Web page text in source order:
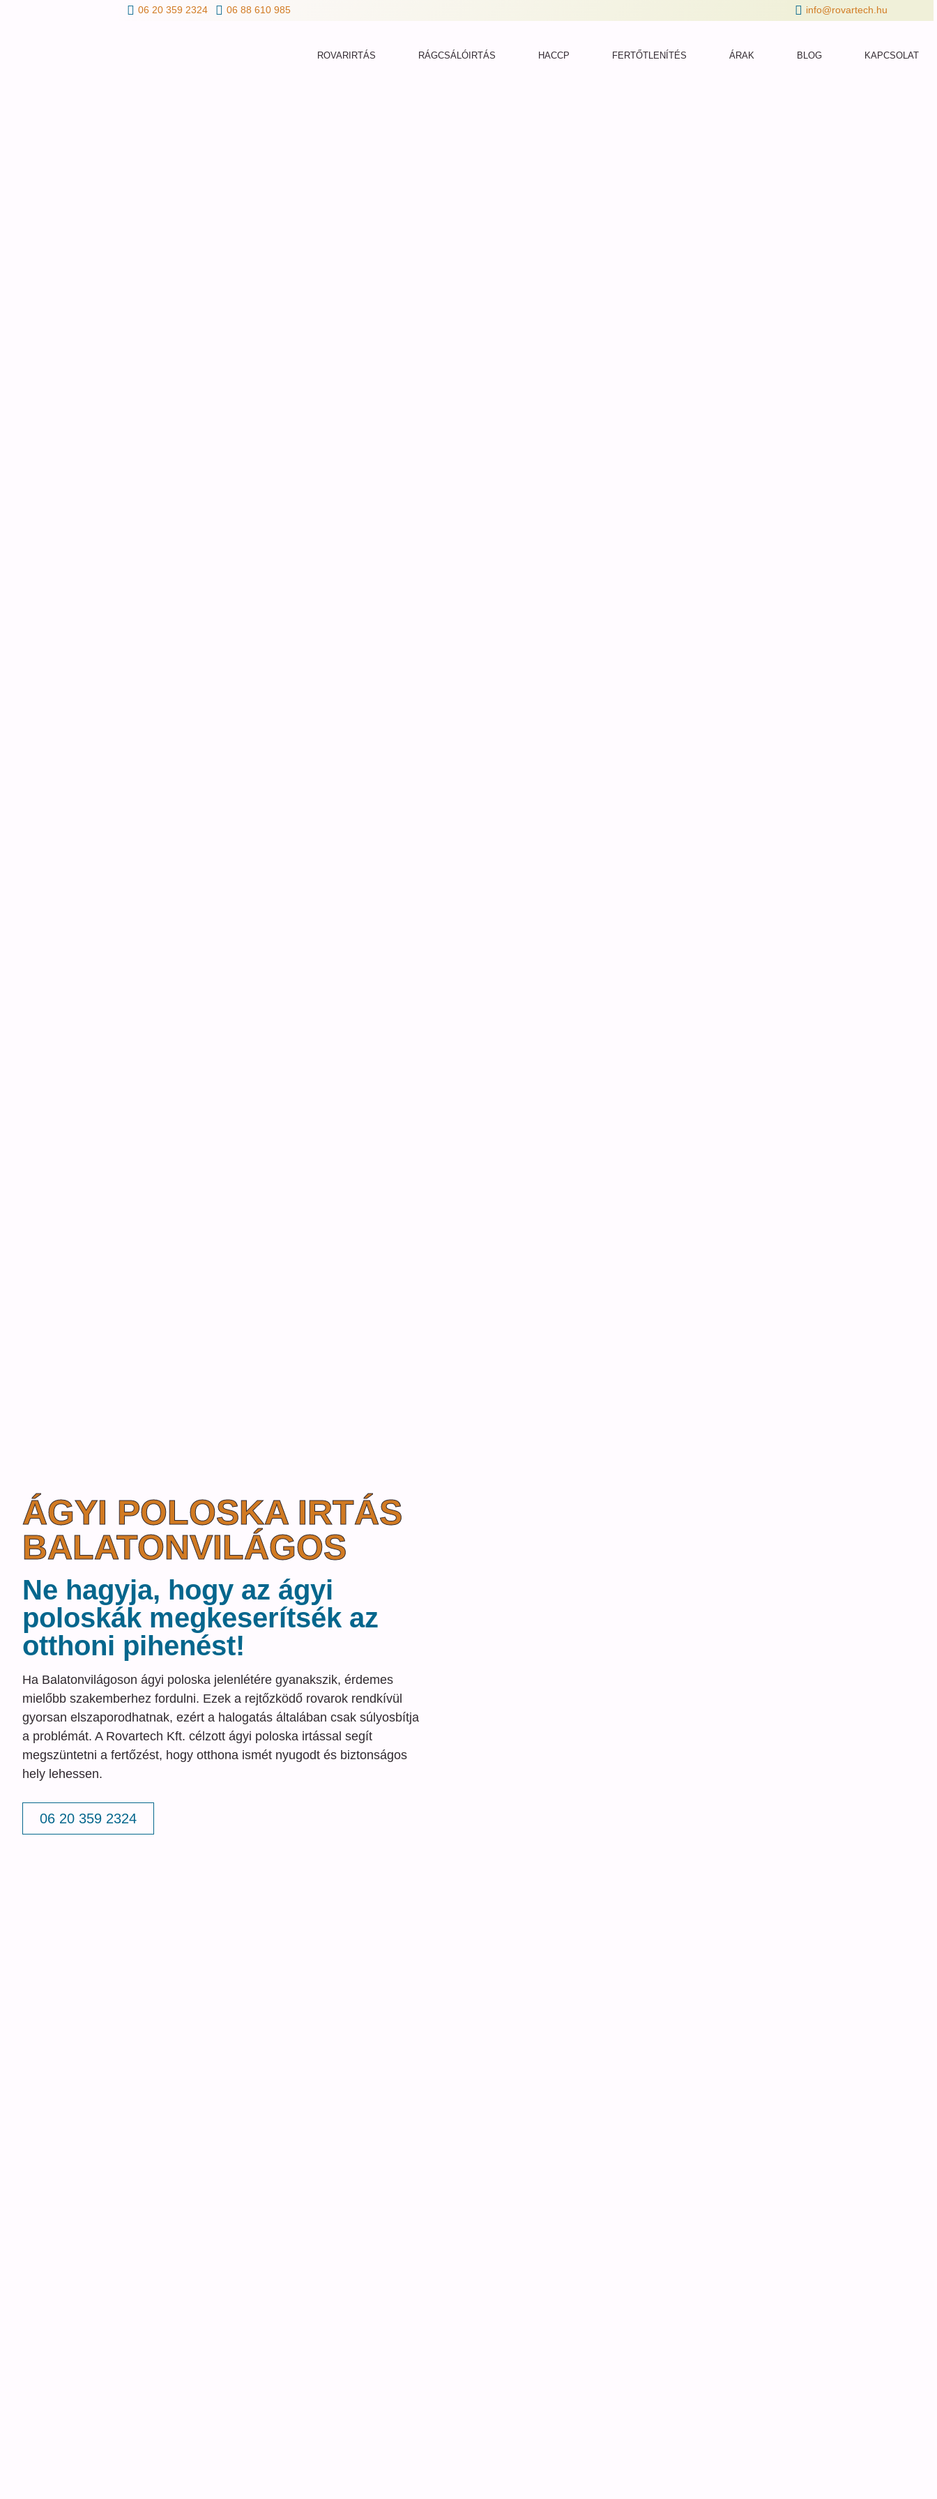
06 20 359 2324 06 88 610 985 info@rovartech.hu
ROVARIRTÁS RÁGCSÁLÓIRTÁS HACCP FERTŐTLENÍTÉS ÁRAK BLOG KAPCSOLAT
ÁGYI POLOSKA IRTÁS
BALATONVILÁGOS
Ne hagyja, hogy az ágyi
poloskák megkeserítsék az
otthoni pihenést!
Ha Balatonvilágoson ágyi poloska jelenlétére gyanakszik, érdemes
mielőbb szakemberhez fordulni. Ezek a rejtőzködő rovarok rendkívül
gyorsan elszaporodhatnak, ezért a halogatás általában csak súlyosbítja
a problémát. A Rovartech Kft. célzott ágyi poloska irtással segít
megszüntetni a fertőzést, hogy otthona ismét nyugodt és biztonságos
hely lehessen.
06 20 359 2324